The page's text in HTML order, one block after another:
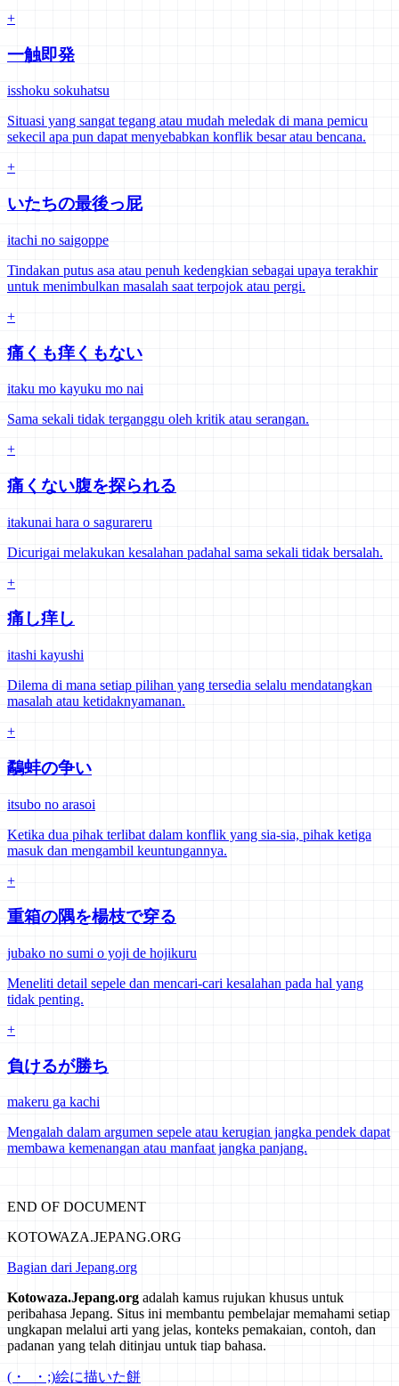
+
一触即発
isshoku sokuhatsu
Situasi yang sangat tegang atau mudah meledak di mana pemicu
sekecil apa pun dapat menyebabkan konflik besar atau bencana.
+
いたちの最後っ屁
itachi no saigoppe
Tindakan putus asa atau penuh kedengkian sebagai upaya terakhir
untuk menimbulkan masalah saat terpojok atau pergi.
+
痛くも痒くもない
itaku mo kayuku mo nai
Sama sekali tidak terganggu oleh kritik atau serangan.
+
痛くない腹を探られる
itakunai hara o sagurareru
Dicurigai melakukan kesalahan padahal sama sekali tidak bersalah.
+
痛し痒し
itashi kayushi
Dilema di mana setiap pilihan yang tersedia selalu mendatangkan
masalah atau ketidaknyamanan.
+
鷸蚌の争い
itsubo no arasoi
Ketika dua pihak terlibat dalam konflik yang sia-sia, pihak ketiga
masuk dan mengambil keuntungannya.
+
重箱の隅を楊枝で穿る
jubako no sumi o yoji de hojikuru
Meneliti detail sepele dan mencari-cari kesalahan pada hal yang
tidak penting.
+
負けるが勝ち
makeru ga kachi
Mengalah dalam argumen sepele atau kerugian jangka pendek dapat
membawa kemenangan atau manfaat jangka panjang.
END OF DOCUMENT
KOTOWAZA.JEPANG.ORG
Bagian dari Jepang.org
Kotowaza.Jepang.org adalah kamus rujukan khusus untuk
peribahasa Jepang. Situs ini membantu pembelajar memahami setiap
ungkapan melalui arti yang jelas, konteks pemakaian, contoh, dan
padanan yang telah ditinjau untuk tiap bahasa.
(・_・;)絵に描いた餅